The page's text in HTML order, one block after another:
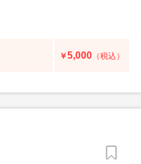
￥5,000 （税込）